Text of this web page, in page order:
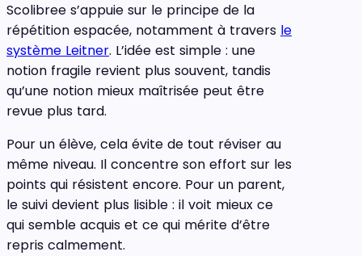
Scolibree s’appuie sur le principe de la
répétition espacée, notamment à travers le
système Leitner. L’idée est simple : une
notion fragile revient plus souvent, tandis
qu’une notion mieux maîtrisée peut être
revue plus tard.
Pour un élève, cela évite de tout réviser au
même niveau. Il concentre son effort sur les
points qui résistent encore. Pour un parent,
le suivi devient plus lisible : il voit mieux ce
qui semble acquis et ce qui mérite d’être
repris calmement.